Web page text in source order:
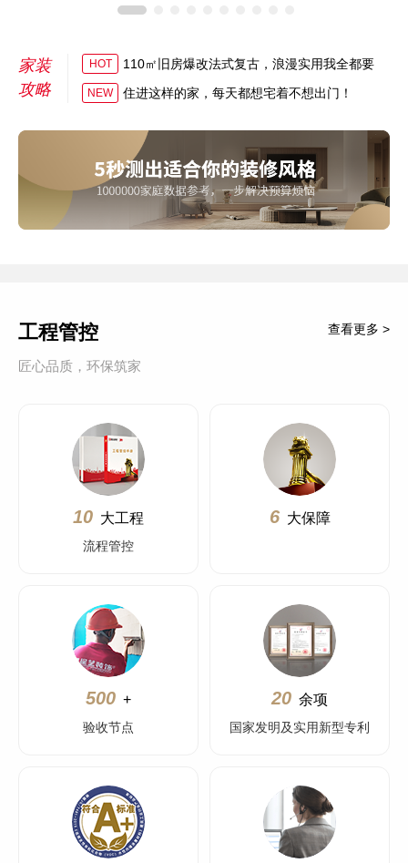
家装
攻略
HOT 110㎡旧房爆改法式复古，浪漫实用我全都要
NEW 住进这样的家，每天都想宅着不想出门！
工程管控
匠心品质，环保筑家
查看更多 >
10 大工程
流程管控
6 大保障
500 +
验收节点
20 余项
国家发明及实用新型专利